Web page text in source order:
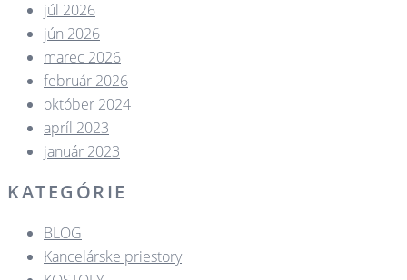
júl 2026
jún 2026
marec 2026
február 2026
október 2024
apríl 2023
január 2023
KATEGÓRIE
BLOG
Kancelárske priestory